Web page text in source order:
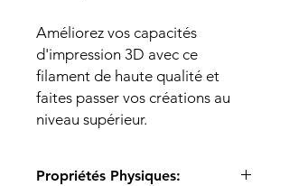
Améliorez vos capacités
d'impression 3D avec ce
filament de haute qualité et
faites passer vos créations au
niveau supérieur.
Propriétés Physiques: